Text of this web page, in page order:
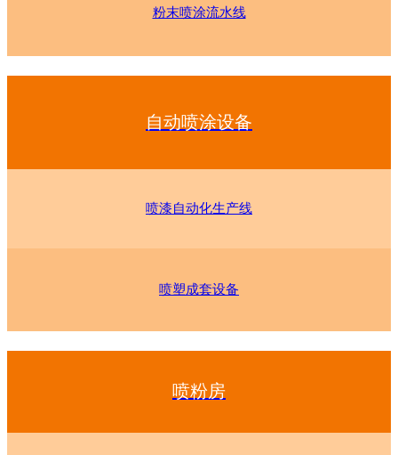
粉末喷涂流水线
自动喷涂设备
喷漆自动化生产线
喷塑成套设备
喷粉房